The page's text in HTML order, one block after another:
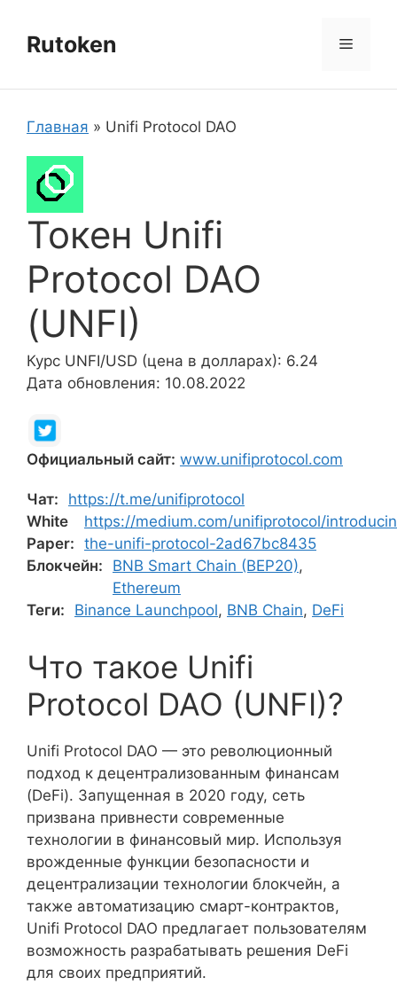
содержимому
Rutoken Меню
Главная » Unifi Protocol DAO
Токен Unifi
Protocol DAO
(UNFI)
Курс UNFI/USD (цена в долларах): 6.24
Дата обновления: 10.08.2022
Официальный сайт: www.unifiprotocol.com
Чат:
https://t.me/unifiprotocol
White
Paper:
https://medium.com/unifiprotocol/
the-unifi-protocol-2ad67bc8435
Блокчейн:
BNB Smart Chain (BEP20),
Ethereum
Теги:
Binance Launchpool, BNB Chain, DeFi
Что такое Unifi
Protocol DAO (UNFI)?
Unifi Protocol DAO — это революционный
подход к децентрализованным финансам
(DeFi). Запущенная в 2020 году, сеть
призвана привнести современные
технологии в финансовый мир. Используя
врожденные функции безопасности и
децентрализации технологии блокчейн, а
также автоматизацию смарт-контрактов,
Unifi Protocol DAO предлагает пользователям
возможность разрабатывать решения DeFi
для своих предприятий.